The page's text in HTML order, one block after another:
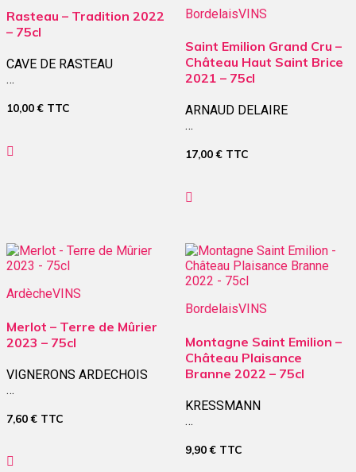
Rasteau – Tradition 2022
– 75cl
CAVE DE RASTEAU
…
10,00€ TTC
BordelaisVINS
Saint Emilion Grand Cru –
Château Haut Saint Brice
2021 – 75cl
ARNAUD DELAIRE
…
17,00€TTC
ArdècheVINS
Merlot – Terre de Mûrier
2023 – 75cl
VIGNERONS ARDECHOIS
…
7,60€ TTC
BordelaisVINS
Montagne Saint Emilion –
Château Plaisance
Branne 2022 – 75cl
KRESSMANN
…
9,90€TTC